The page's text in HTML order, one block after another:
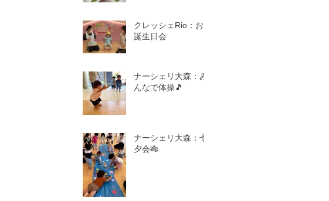
クレッシェRio：お
誕生日会
ナーシェリ大森：み
んなで体操🎵
ナーシェリ大森：七
夕会🎋